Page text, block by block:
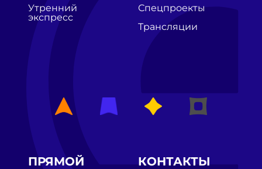
Утренний
экспресс
Спецпроекты
Трансляции
ПРЯМОЙ
КОНТАКТЫ